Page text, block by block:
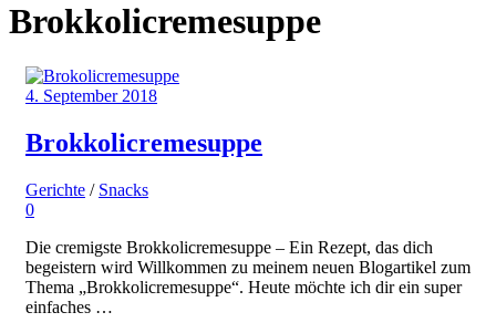
Brokkolicremesuppe
4. September 2018
Brokkolicremesuppe
Gerichte / Snacks
0
Die cremigste Brokkolicremesuppe – Ein Rezept, das dich
begeistern wird Willkommen zu meinem neuen Blogartikel zum
Thema „Brokkolicremesuppe“. Heute möchte ich dir ein super
einfaches …